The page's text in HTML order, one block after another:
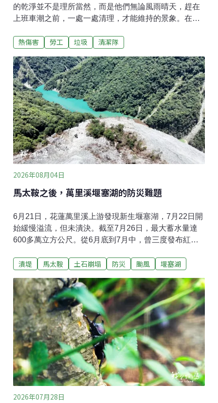
的乾淨並不是理所當然，而是他們無論風雨晴天，趕在
上班車潮之前，一處一處清理，才能維持的景象。在他
靜地觀察著。清潔人員很辛苦，具備設計專長的他們，
怕下雨天跟颱風天」這是清潔人員吳佳嵐的心聲。下雨
天得穿雨衣，雨衣底下的悶熱感，體感溫度比三溫暖還
要高。他們的工作不只掃地，還要面對隨季節掉落的樹
葉、種子，以及把垃圾分類。他們以機車為據點，不斷
地來回往返。在樹木落葉期，為了多裝一些落葉，必須
不斷擠壓；若是碰上雨天，潮濕的枝葉混合泥沙，重量
很重，裝了三分之一袋就無法再裝，以免扛不動。每天
的清晨與傍晚，清潔人員必須來回奔波不斷重複這個動
作。除了落葉，還有滿街的菸蒂、嘔吐物，甚至動物排
泄物，這些都是他們的工作內容。他們最怕混雜在袋中
熱傷害 勞工 垃圾 清潔隊
2026年08月04日
馬太鞍之後，萬里溪堰塞湖的防災難題
6月21日，花蓮萬里溪上游發現新生堰塞湖，7月22日開
始緩慢溢流，但未潰決。截至7月26日，最大蓄水量達
600多萬立方公尺。從6月底到7月中，曾三度發布紅色
確定性的天然災害，對防災決策與風險溝通帶來哪些難
月25日，中度颱風米克拉接近台灣，預估將在東部帶來
豪雨，花蓮縣萬榮鄉與鳳林鎮的鄉公所職員與員警，忙
著挨家挨戶確認保全戶居民是否已經撤離。這場撤離行
動，不只是因為颱風。仔細一看，不少住家都被貼上
「萬里溪堰塞湖保全戶」的告示，因為就在四天前的6月
21日，林保署航遙測分署，在萬里溪發現一處約45公頃
的崩塌地阻塞河道，形成堰塞湖。陽明交通大學防災與
水環境研究中心助理研究員李國維指出，萬里溪過去就
曾多次出現堰塞湖，只是這次規模較大，「因為這裡的
潰堤 馬太鞍 土石崩塌 防災 颱風 堰塞湖
2026年07月28日